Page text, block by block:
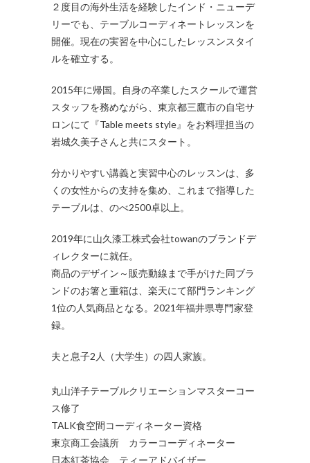
２度目の海外生活を経験したインド・ニューデ
リーでも、テーブルコーディネートレッスンを
開催。現在の実習を中心にしたレッスンスタイ
ルを確立する。
2015年に帰国。自身の卒業したスクールで運営
スタッフを務めながら、東京都三鷹市の自宅サ
ロンにて『Table meets style』をお料理担当の
岩城久美子さんと共にスタート。
分かりやすい講義と実習中心のレッスンは、多
くの女性からの支持を集め、これまで指導した
テーブルは、のべ2500卓以上。
2019年に山久漆工株式会社towanのブランドデ
ィレクターに就任。
商品のデザイン～販売動線まで手がけた同ブラ
ンドのお箸と重箱は、楽天にて部門ランキング
1位の人気商品となる。2021年福井県専門家登
録。
夫と息子2人（大学生）の四人家族。
丸山洋子テーブルクリエーションマスターコー
ス修了
TALK食空間コーディネーター資格
東京商工会議所 カラーコーディネーター
日本紅茶協会 ティーアドバイザー